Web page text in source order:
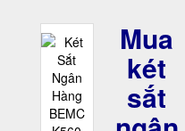
Mua
két
sắt